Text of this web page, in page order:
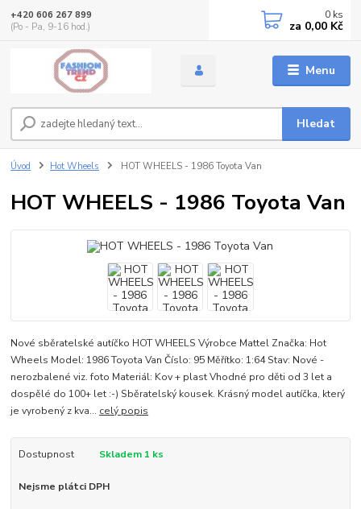
Menu
Hledat
+420 606 267 899
(Po - Pa, 9-16 hod.)
0 ks
za 0,00 Kč
Úvod Hot Wheels HOT WHEELS - 1986 Toyota Van
HOT WHEELS - 1986 Toyota Van
Nové sběratelské autíčko HOT WHEELS Výrobce Mattel Značka: Hot
Wheels Model: 1986 Toyota Van Číslo: 95 Měřítko: 1:64 Stav: Nové -
nerozbalené viz. foto Materiál: Kov + plast Vhodné pro děti od 3 let a
dospělé do 100+ let :-) Sběratelský kousek. Krásný model autíčka, který
je vyrobený z kva... celý popis
Dostupnost Skladem 1 ks
Nejsme plátci DPH